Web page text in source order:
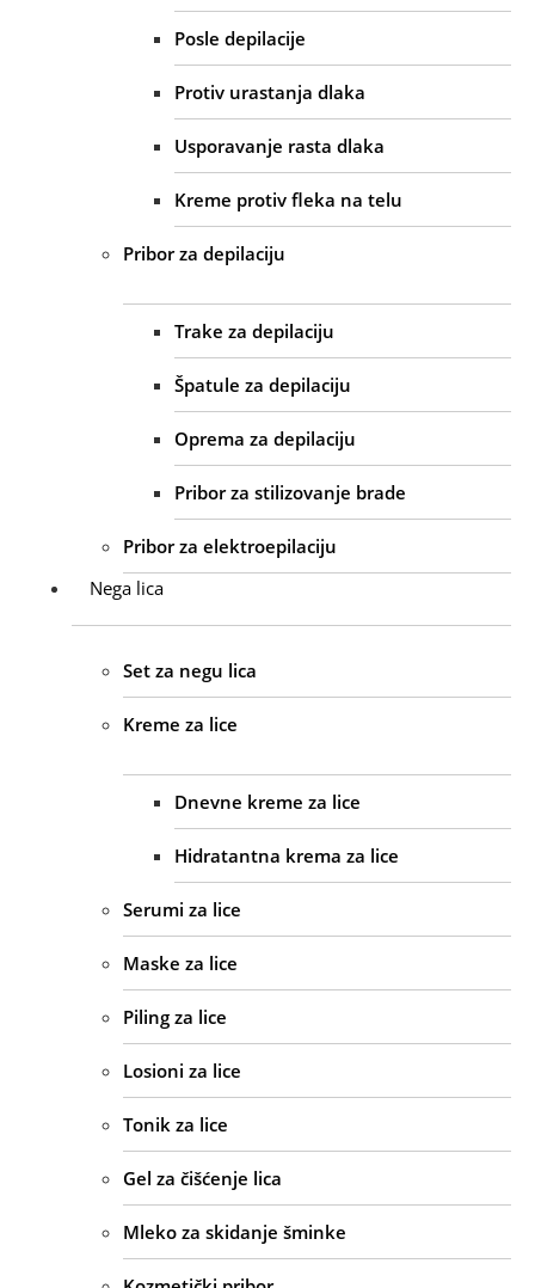
Posle depilacije
Protiv urastanja dlaka
Usporavanje rasta dlaka
Kreme protiv fleka na telu
Pribor za depilaciju
Trake za depilaciju
Špatule za depilaciju
Oprema za depilaciju
Pribor za stilizovanje brade
Pribor za elektroepilaciju
Nega lica
Set za negu lica
Kreme za lice
Dnevne kreme za lice
Hidratantna krema za lice
Serumi za lice
Maske za lice
Piling za lice
Losioni za lice
Tonik za lice
Gel za čišćenje lica
Mleko za skidanje šminke